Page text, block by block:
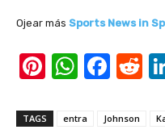
Ojear más Sports News in
Pi
er
W
at
F
c
R
d
TAGS entra Johnson